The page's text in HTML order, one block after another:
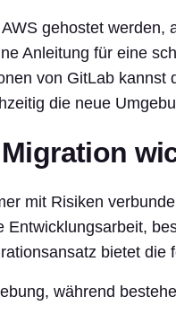
gehostet werden,
Anleitung für eine
von GitLab kannst
die neue
mit Risiken
bietet die
während